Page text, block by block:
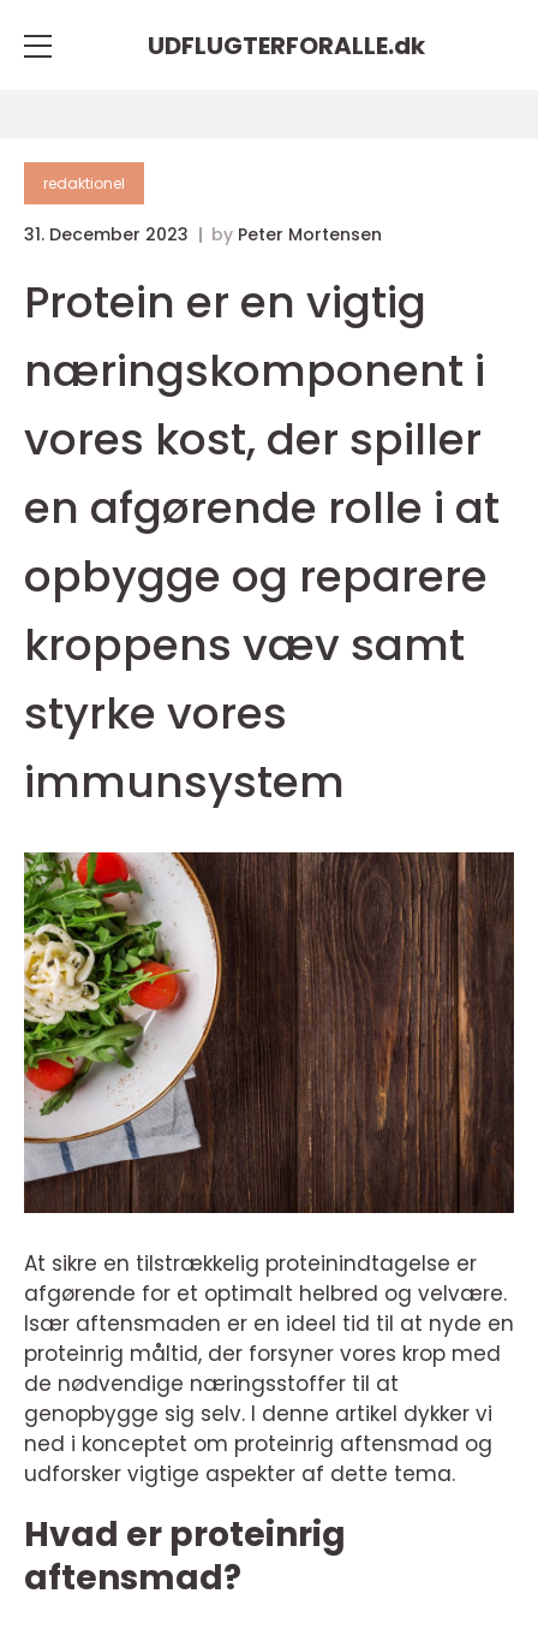
UDFLUGTERFORALLE.dk
redaktionel
31. December 2023 by Peter Mortensen
Protein er en vigtig
næringskomponent i
vores kost, der spiller
en afgørende rolle i at
opbygge og reparere
kroppens væv samt
styrke vores
immunsystem
At sikre en tilstrækkelig proteinindtagelse er
afgørende for et optimalt helbred og velvære.
Især aftensmaden er en ideel tid til at nyde en
proteinrig måltid, der forsyner vores krop med
de nødvendige næringsstoffer til at
genopbygge sig selv. I denne artikel dykker vi
ned i konceptet om proteinrig aftensmad og
udforsker vigtige aspekter af dette tema.
Hvad er proteinrig
aftensmad?